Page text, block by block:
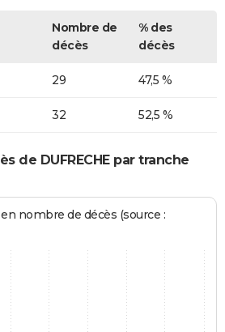
Nombre de
décès
% des
décès
29 47,5 %
32 52,5 %
de DUFRECHE par tranche
nombre de décès (source :